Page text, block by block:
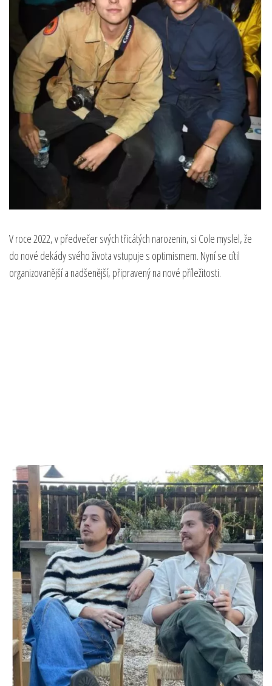
V roce 2022, v předvečer svých třicátých narozenin, si Cole myslel, že
do nové dekády svého života vstupuje s optimismem. Nyní se cítil
organizovanější a nadšenější, připravený na nové příležitosti.